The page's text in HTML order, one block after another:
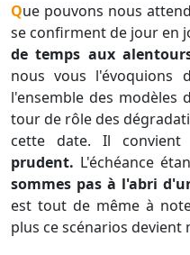
Que pouvons nous attendre pour la suite ? Les signaux
se confirment de jour en
de temps aux
nous vous l'évoquions
l'ensemble des modèles
tour de rôle des
cette date. Il convient
prudent. L'échéance
sommes pas à l'abri
est tout de même à
plus ce scénarios devient